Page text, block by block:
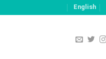
English